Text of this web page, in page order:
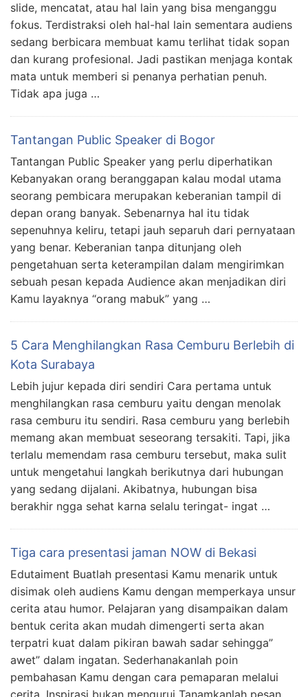
slide, mencatat, atau hal lain yang bisa menganggu
fokus. Terdistraksi oleh hal-hal lain sementara audiens
sedang berbicara membuat kamu terlihat tidak sopan
dan kurang profesional. Jadi pastikan menjaga kontak
mata untuk memberi si penanya perhatian penuh.
Tidak apa juga …
Tantangan Public Speaker di Bogor
Tantangan Public Speaker yang perlu diperhatikan
Kebanyakan orang beranggapan kalau modal utama
seorang pembicara merupakan keberanian tampil di
depan orang banyak. Sebenarnya hal itu tidak
sepenuhnya keliru, tetapi jauh separuh dari pernyataan
yang benar. Keberanian tanpa ditunjang oleh
pengetahuan serta keterampilan dalam mengirimkan
sebuah pesan kepada Audience akan menjadikan diri
Kamu layaknya “orang mabuk” yang …
5 Cara Menghilangkan Rasa Cemburu Berlebih di
Kota Surabaya
Lebih jujur kepada diri sendiri Cara pertama untuk
menghilangkan rasa cemburu yaitu dengan menolak
rasa cemburu itu sendiri. Rasa cemburu yang berlebih
memang akan membuat seseorang tersakiti. Tapi, jika
terlalu memendam rasa cemburu tersebut, maka sulit
untuk mengetahui langkah berikutnya dari hubungan
yang sedang dijalani. Akibatnya, hubungan bisa
berakhir ngga sehat karna selalu teringat- ingat …
Tiga cara presentasi jaman NOW di Bekasi
Edutaiment Buatlah presentasi Kamu menarik untuk
disimak oleh audiens Kamu dengan memperkaya unsur
cerita atau humor. Pelajaran yang disampaikan dalam
bentuk cerita akan mudah dimengerti serta akan
terpatri kuat dalam pikiran bawah sadar sehingga”
awet” dalam ingatan. Sederhanakanlah poin
pembahasan Kamu dengan cara pemaparan melalui
cerita. Inspirasi bukan mengurui Tanamkanlah pesan